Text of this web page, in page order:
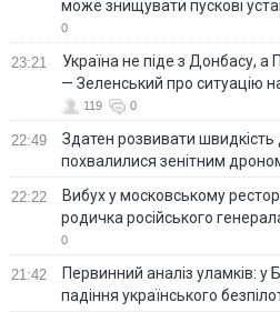
може знищувати пускові
0
23:21
Україна не піде з Донбасу, а
— Зеленський про ситуацію
119 0
22:49
Здатен розвивати
похвалилися зенітним
22:22
Вибух у московському
родичка російського
0
21:42
Первинний аналіз уламків: у
падіння українського